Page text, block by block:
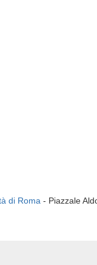
di Roma - Piazzale